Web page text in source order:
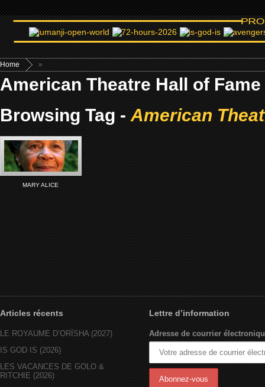
Home »
American Theatre Hall of Fame
Browsing Tag -American
MARY ALICE
Articles récents
LE ROYAUME D’ORÏSHA (2027)
IS GOD IS (2026)
LES VACANCES DE GOLO &
RITCHIE (2026)
Lettre d’information
Adresse de courrier